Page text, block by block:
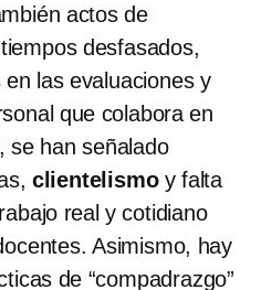
actos de
desfasados,
las evaluaciones y
que colabora en
se han señalado
clientelismo y falta
real y cotidiano
Asimismo, hay
de “compadrazgo”